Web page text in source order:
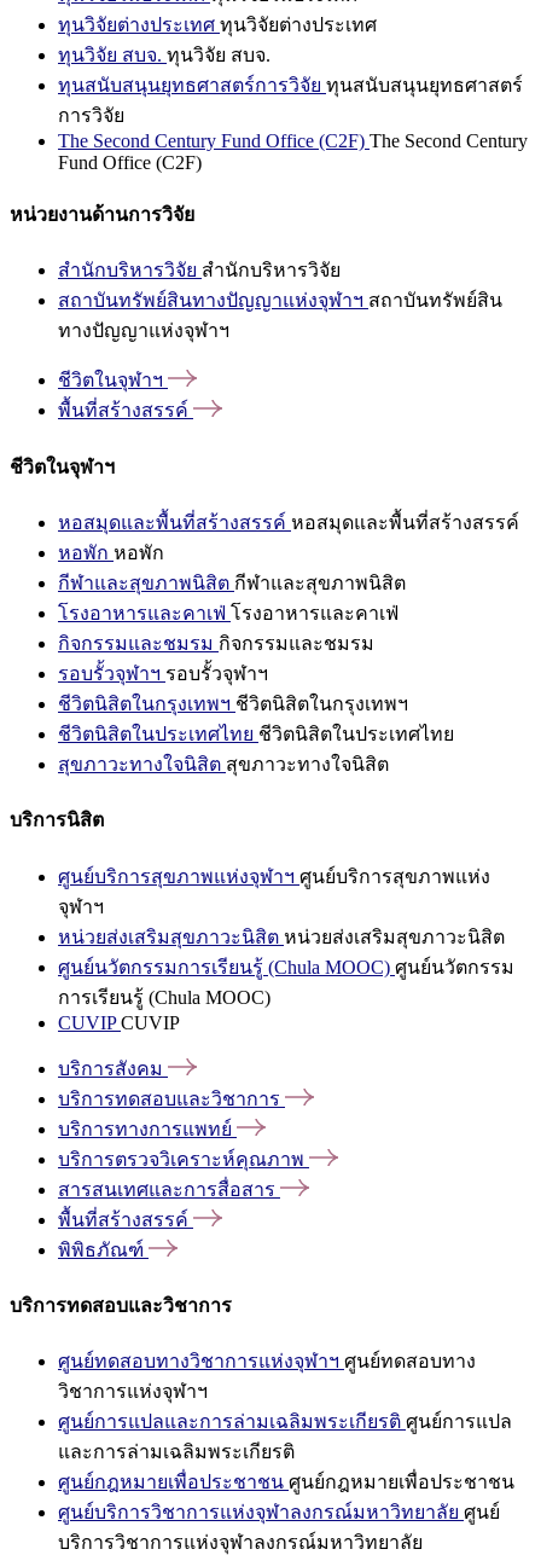
ทุนวิจัยต่างประเทศ ทุนวิจัยต่างประเทศ
ทุนวิจัย สบจ. ทุนวิจัย สบจ.
ทุนสนับสนุนยุทธศาสตร์การวิจัย ทุนสนับสนุนยุทธศาสตร์
การวิจัย
The Second Century Fund Office (C2F) The Second Century
Fund Office (C2F)
หน่วยงานด้านการวิจัย
สำนักบริหารวิจัย สำนักบริหารวิจัย
สถาบันทรัพย์สินทางปัญญาแห่งจุฬาฯ สถาบันทรัพย์สิน
ทางปัญญาแห่งจุฬาฯ
ชีวิตในจุฬาฯ
พื้นที่สร้างสรรค์
ชีวิตในจุฬาฯ
หอสมุดและพื้นที่สร้างสรรค์ หอสมุดและพื้นที่สร้างสรรค์
หอพัก หอพัก
กีฬาและสุขภาพนิสิต กีฬาและสุขภาพนิสิต
โรงอาหารและคาเฟ่ โรงอาหารและคาเฟ่
กิจกรรมและชมรม กิจกรรมและชมรม
รอบรั้วจุฬาฯ รอบรั้วจุฬาฯ
ชีวิตนิสิตในกรุงเทพฯ ชีวิตนิสิตในกรุงเทพฯ
ชีวิตนิสิตในประเทศไทย ชีวิตนิสิตในประเทศไทย
สุขภาวะทางใจนิสิต สุขภาวะทางใจนิสิต
บริการนิสิต
ศูนย์บริการสุขภาพแห่งจุฬาฯ ศูนย์บริการสุขภาพแห่ง
จุฬาฯ
หน่วยส่งเสริมสุขภาวะนิสิต หน่วยส่งเสริมสุขภาวะนิสิต
ศูนย์นวัตกรรมการเรียนรู้ (Chula MOOC) ศูนย์นวัตกรรม
การเรียนรู้ (Chula MOOC)
CUVIPCUVIP
บริการสังคม
บริการทดสอบและวิชาการ
บริการทางการแพทย์
บริการตรวจวิเคราะห์คุณภาพ
สารสนเทศและการสื่อสาร
พื้นที่สร้างสรรค์
พิพิธภัณฑ์
บริการทดสอบและวิชาการ
ศูนย์ทดสอบทางวิชาการแห่งจุฬาฯ ศูนย์ทดสอบทาง
วิชาการแห่งจุฬาฯ
ศูนย์การแปลและการล่ามเฉลิมพระเกียรติ ศูนย์การแปล
และการล่ามเฉลิมพระเกียรติ
ศูนย์กฎหมายเพื่อประชาชน ศูนย์กฎหมายเพื่อประชาชน
ศูนย์บริการวิชาการแห่งจุฬาลงกรณ์มหาวิทยาลัย ศูนย์
บริการวิชาการแห่งจุฬาลงกรณ์มหาวิทยาลัย